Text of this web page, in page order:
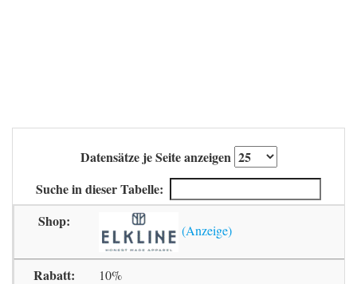
Datensätze je Seite anzeigen
Suche in dieser Tabelle:
10%